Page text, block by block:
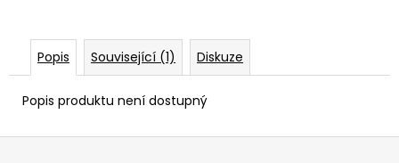
Popis Související (1) Diskuze
Popis produktu není dostupný
Z